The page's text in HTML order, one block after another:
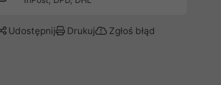
Udostępnij Drukuj Zgłoś błąd